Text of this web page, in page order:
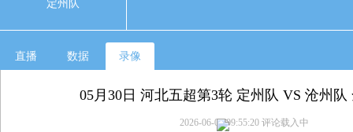
定州队
直播 数据 录像
05月30日 河北五超第3轮 定州队 VS 沧州队
2026-06-01 09:55:20 评论载入中